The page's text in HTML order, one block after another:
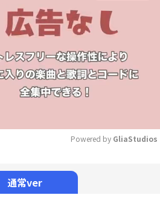
Powered by GliaStudios
通常ver